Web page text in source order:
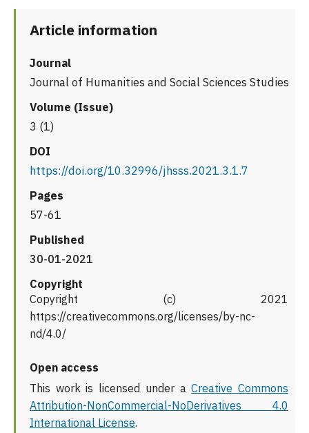
Article information
Journal
Journal of Humanities and Social Sciences Studies
Volume (Issue)
3 (1)
DOI
https://doi.org/10.32996/jhsss.2021.3.1.7
Pages
57-61
Published
30-01-2021
Copyright
Copyright (c) 2021
https://creativecommons.org/licenses/by-nc-
nd/4.0/
Open access
This work is licensed under aCreative Commons
Attribution-NonCommercial-NoDerivatives 4.0
International License.